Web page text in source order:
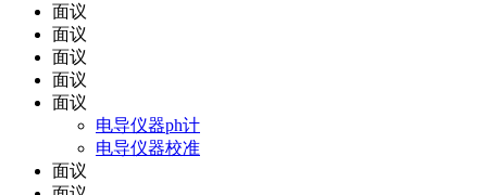
面议
面议
面议
面议
面议
电导仪器ph计
电导仪器校准
面议